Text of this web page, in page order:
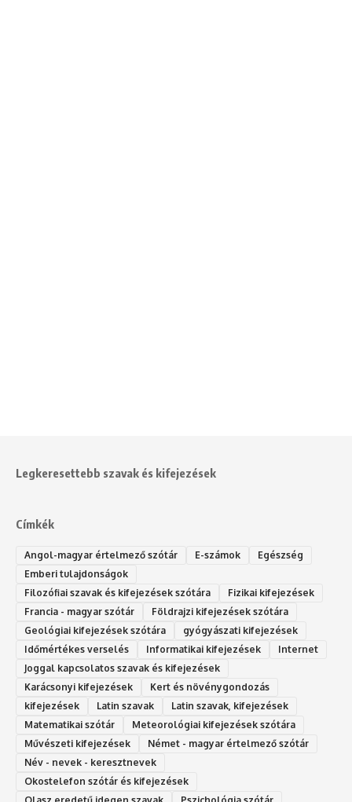
Legkeresettebb szavak és kifejezések
Címkék
Angol-magyar értelmező szótár E-számok
Egészség
Emberi tulajdonságok
Filozófiai szavak és kifejezések szótára
Fizikai kifejezések
Francia - magyar szótár
Földrajzi kifejezések szótára
Geológiai kifejezések szótára
gyógyászati kifejezések
Időmértékes verselés
Informatikai kifejezések
Internet
Joggal kapcsolatos szavak és kifejezések
Karácsonyi kifejezések
Kert és növénygondozás
kifejezések
Latin szavak
Latin szavak, kifejezések
Matematikai szótár
Meteorológiai kifejezések szótára
Művészeti kifejezések
Német - magyar értelmező szótár
Név - nevek - keresztnevek
Okostelefon szótár és kifejezések